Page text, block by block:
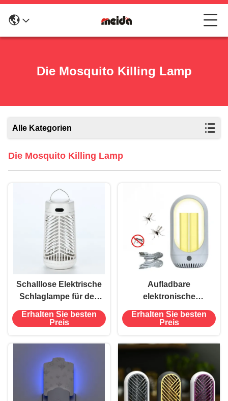
Die Mosquito Killing Lamp
Alle Kategorien
Die Mosquito Killing Lamp
Schalllose Elektrische
Schlaglampe für den
Haushalt in
Innenräumen,
mit Eindruck
Erhalten Sie besten
Preis
Aufladbare
elektronische
Moskitonschutzmittel
Killer Innenraum Mini-
Led
Moskitonschutzlamp
Erhalten Sie besten
Preis